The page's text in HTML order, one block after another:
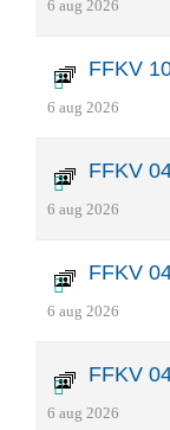
6 aug 2026
FFKV
6 aug 2026
FFKV
6 aug 2026
FFKV
6 aug 2026
FFKV
6 aug 2026